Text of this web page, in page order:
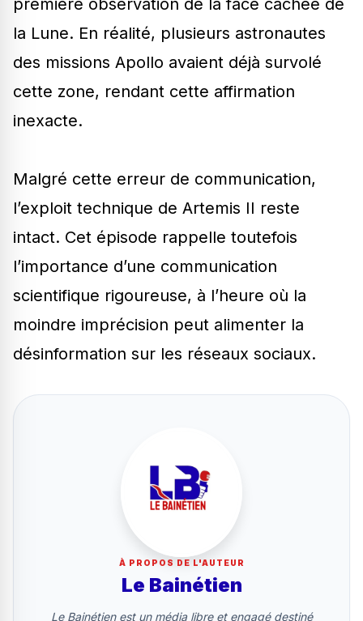
la Lune. En réalité, plusieurs astronautes
des missions Apollo avaient déjà survolé
cette zone, rendant cette affirmation
inexacte.
Malgré cette erreur de communication,
l’exploit technique de Artemis II reste
intact. Cet épisode rappelle toutefois
l’importance d’une communication
scientifique rigoureuse, à l’heure où la
moindre imprécision peut alimenter la
désinformation sur les réseaux sociaux.
À PROPOS DE L'AUTEUR
Le Bainétien
Le Bainétien est un média libre et engagé destiné